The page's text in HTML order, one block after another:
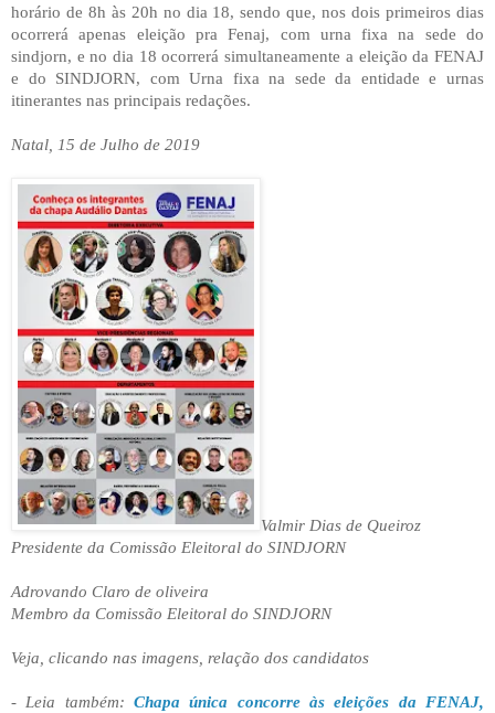
horário de 8h às 20h no dia 18, sendo que, nos dois primeiros dias
ocorrerá apenas eleição pra Fenaj, com urna fixa na sede do
sindjorn, e no dia 18 ocorrerá simultaneamente a eleição da FENAJ
e do SINDJORN, com Urna fixa na sede da entidade e urnas
itinerantes nas principais redações.
Natal, 15 de Julho de 2019
Valmir Dias de Queiroz
Presidente da Comissão Eleitoral do SINDJORN
Adrovando Claro de oliveira
Membro da Comissão Eleitoral do SINDJORN
Veja, clicando nas imagens, relação dos candidatos
- Leia também:Chapa única concorre às eleições da FENAJ,